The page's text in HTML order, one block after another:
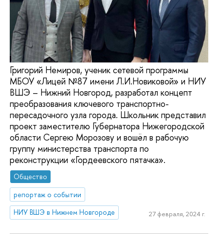
Григорий Немиров, ученик сетевой программы
МБОУ «Лицей №87 имени Л.И.Новиковой» и НИУ
ВШЭ – Нижний Новгород, разработал концепт
преобразования ключевого транспортно-
пересадочного узла города. Школьник представил
проект заместителю Губернатора Нижегородской
области Сергею Морозову и вошёл в рабочую
группу министерства транспорта по
реконструкции «Гордеевского пятачка».
Общество
репортаж о событии
НИУ ВШЭ в Нижнем Новгороде
27 февраля, 2024 г.